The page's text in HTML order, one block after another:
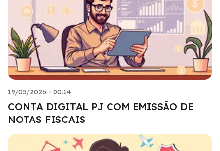
19/05/2026 - 00:14
CONTA DIGITAL PJ COM EMISSÃO DE
NOTAS FISCAIS